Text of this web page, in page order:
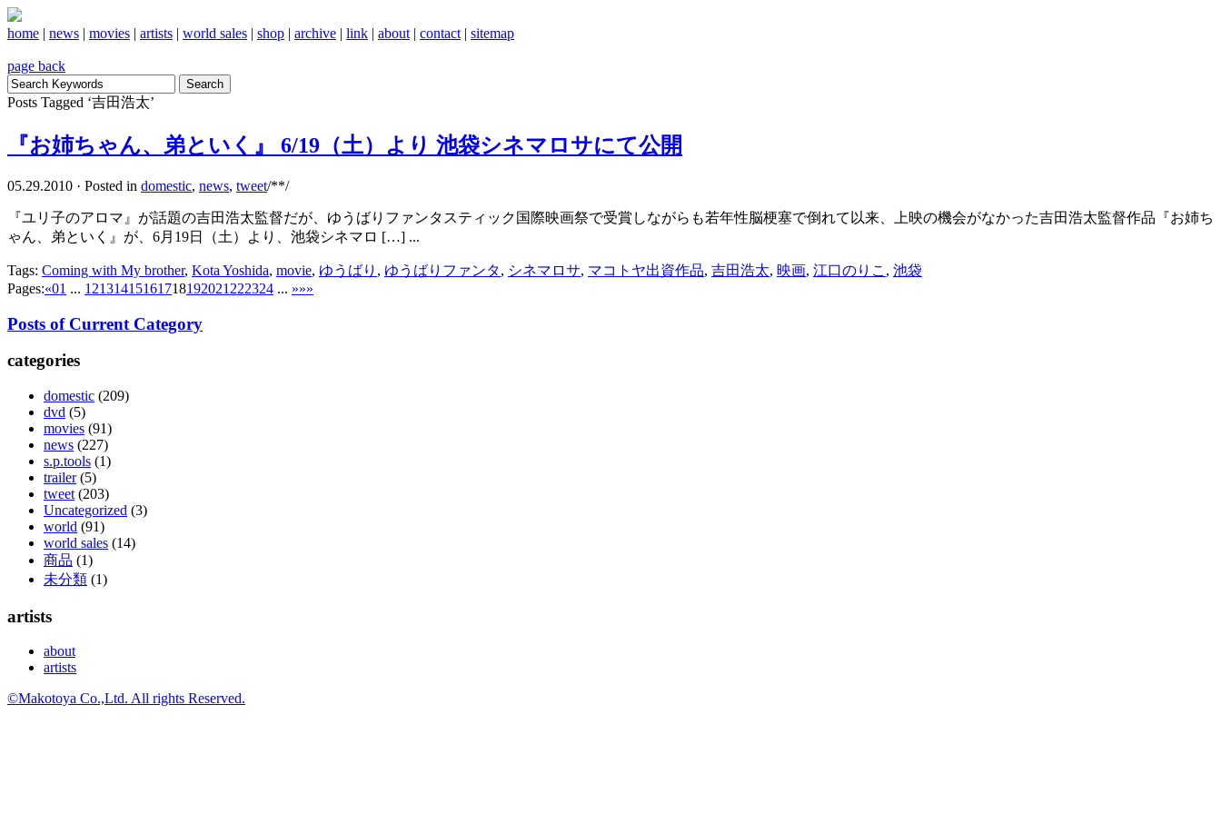
home | news | movies | artists | world sales | shop | archive | link | about | contact | sitemap
page back
Posts Tagged ‘吉田浩太’
『お姉ちゃん、弟といく』 6/19（土）より 池袋シネマロサにて公開
05.29.2010 · Posted in domestic, news, tweet/**/
『ユリ子のアロマ』が話題の吉田浩太監督だが、ゆうばりファンタスティック国際映画祭で受賞しながらも若年性脳梗塞で倒れて以来、上映の機会がなかった吉田浩太監督作品『お姉ち
ゃん、弟といく』が、6月19日（土）より、池袋シネマロ […] ...
Tags: Coming with My brother, Kota Yoshida, movie, ゆうばり , ゆうばりファンタ, シネマロサ, マコトヤ出資作品, 吉田浩太, 映画, 江口のりこ , 池袋
Pages:«01 ... 12131415161718192021 222324 ... »»»
Posts of Current Category
categories
domestic (209)
dvd (5)
movies (91)
news (227)
s.p.tools (1)
trailer(5)
tweet (203)
Uncategorized (3)
world (91)
world sales (14)
商品 (1)
未分類 (1)
artists
about
artists
©Makotoya Co.,Ltd. All rights Reserved.